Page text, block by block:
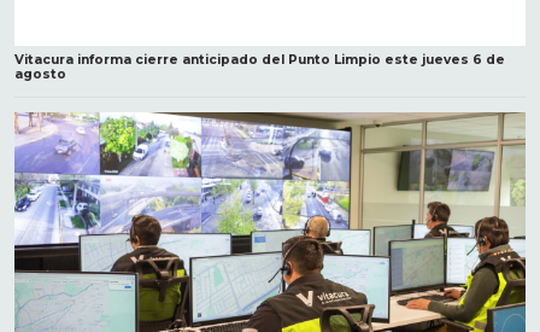
Vitacura informa cierre anticipado del Punto Limpio este jueves 6 de
agosto